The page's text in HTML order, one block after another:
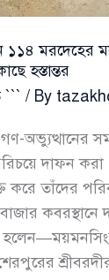
১১৪ মরদেহের
হস্তান্তর
``` / By
অভ্যুত্থানের
দাফন
তাঁদের